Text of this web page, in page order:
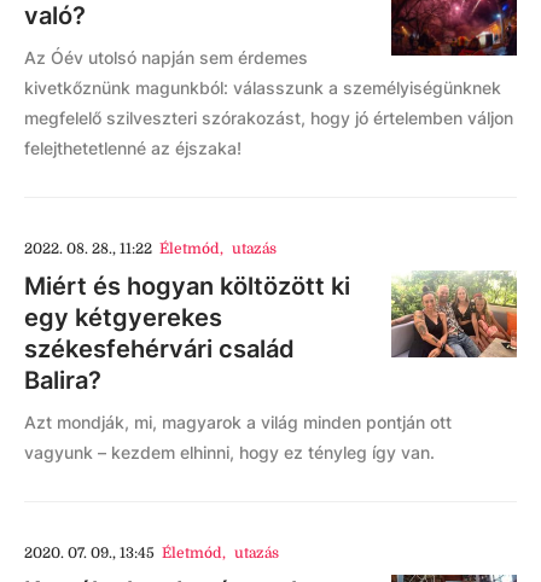
való?
Az Óév utolsó napján sem érdemes
kivetkőznünk magunkból: válasszunk a személyiségünknek
megfelelő szilveszteri szórakozást, hogy jó értelemben váljon
felejthetetlenné az éjszaka!
2022. 08. 28., 11:22 Életmód, utazás
Miért és hogyan költözött ki
egy kétgyerekes
székesfehérvári család
Balira?
Azt mondják, mi, magyarok a világ minden pontján ott
vagyunk – kezdem elhinni, hogy ez tényleg így van.
2020. 07. 09., 13:45 Életmód, utazás